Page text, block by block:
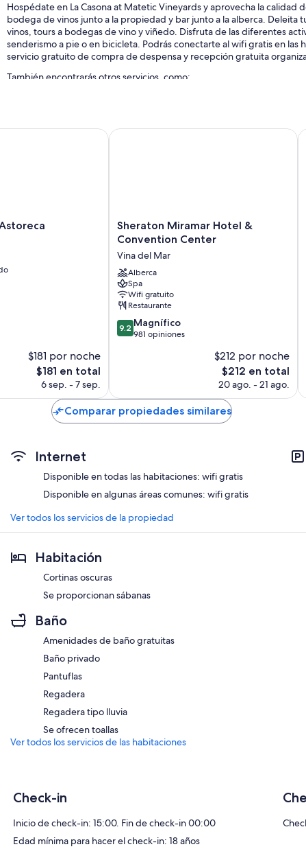
Hospédate en La Casona at Matetic Vineyards y aprovecha la calidad
bodega de vinos junto a la propiedad y bar junto a la alberca.
vinos, tours a bodegas de vino y viñedo. Disfruta de las diferentes
senderismo a pie o en bicicleta. Podrás conectarte al wifi gratis en las
servicio gratuito de compra de despensa y recepción gratuita
También encontrarás otros servicios, como:
Uso gratuito de bicicletas, café o té en el lobby y asistencia para
independiente.
Otros de los servicios que también encontrarás son:
Baños con regaderas tipo lluvia y amenidades de baño gratuitas
Televisiones LED de 35 pulgadas con canales por cable
Patios privados, armarios o clósets y áreas de descanso
$181 por noche
El
precio
$181 en total
6 sep. - 7 sep.
Sheraton
Miramar
&
Convention
Center
Vina
del
Mar
Sheraton Miramar Hotel &
Convention Center
Vina del Mar
Alberca
Spa
Wifi gratuito
Restaurante
9.2
de
9.2 Magnífico
981 opiniones
$212 por noche
El
precio
es
de
$212 en total
20 ago. - 21 ago.
Sheraton Miramar Hotel & Convention
Comparar propiedades similares
Internet
Disponible en todas las habitaciones: wifi gratis
Disponible en algunas áreas comunes: wifi gratis
Ver todos los servicios de la propiedad
Habitación
Cortinas oscuras
Se proporcionan sábanas
Baño
Amenidades de baño gratuitas
Baño privado
Pantuflas
Regadera
Regadera tipo lluvia
Se ofrecen toallas
Ver todos los servicios de las habitaciones
Check-in
Inicio de check-in: 15:00. Fin de check-in 00:00
Edad mínima para hacer el check-in: 18 años